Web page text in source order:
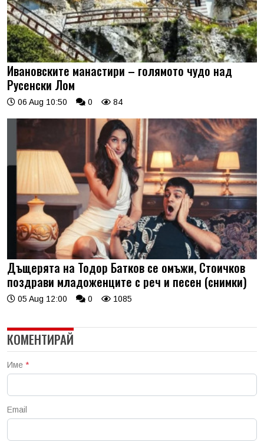
Ивановските манастири – голямото чудо над
Русенски Лом
06 Aug 10:50 0 84
Дъщерята на Тодор Батков се омъжи, Стоичков
поздрави младоженците с реч и песен (снимки)
05 Aug 12:00 0 1085
КОМЕНТИРАЙ
Име *
Email